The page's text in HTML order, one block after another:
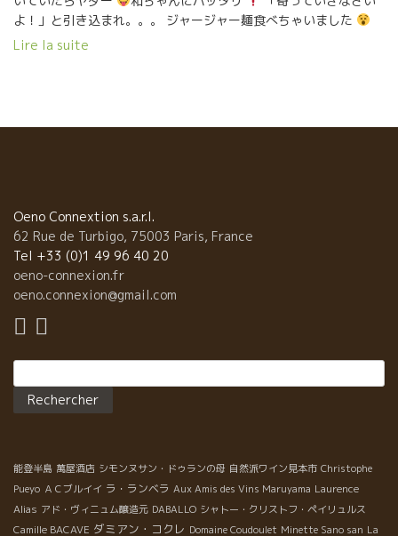
よ！」と引き込まれ。。。 ジャージャー麺食べちゃいました
これがまた結構美味しい 笑 France Gonzalvez フランス・ゴンザ
Lire la suite
Oeno Connextion s.a.r.l.
62 Rue de Turbigo, 75003 Paris, France
Tel +33 (0)1 49 96 40 20
oeno-connexion.fr
oeno.connexion@gmail.com
能登半島 萬屋酒店 シモンヌサン・ドゥランの母 自然派ワイン見本市 Christophe
Pueyo ＡＣブルイイ ラ・ランベラ Aux Amis des Vins Maruyama Laurence
Alias アド・ヴィニュム醸造元 DABALLO シャトー・クリストフ・ペイリュルス
Camille BACAVE ダミアン・コクレ Domaine Coudoulet Minette Sano san La